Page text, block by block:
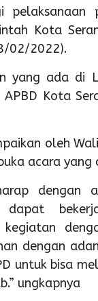
pelaksanaan
Kota
02/2022).
yang ada di
APBD Kota
oleh
acara
dengan
dapat
kegiatan
dengan
untuk bisa
ungkapnya